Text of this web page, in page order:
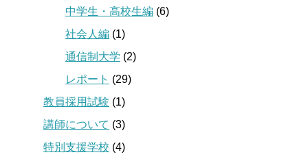
中学生・高校生編 (6)
社会人編 (1)
通信制大学 (2)
レポート (29)
教員採用試験 (1)
講師について (3)
特別支援学校 (4)